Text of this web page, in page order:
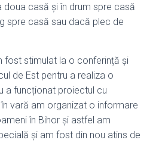
doua casă și în drum spre casă
spre casă sau dacă plec de
fost stimulat la o conferință și
de Est pentru a realiza o
a funcționat proiectul cu
vară am organizat o informare
în Bihor și astfel am
și am fost din nou atins de